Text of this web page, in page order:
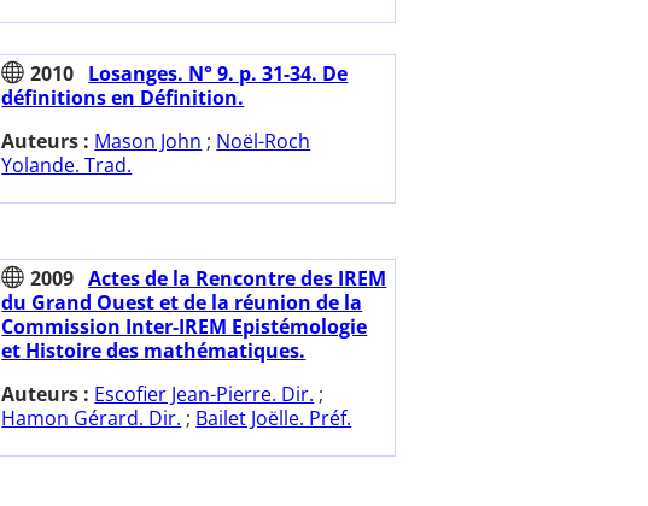
2010 Losanges. N° 9. p. 31-34. De
définitions en Définition.
Auteurs : Mason John ; Noël-Roch
Yolande. Trad.
2009 Actes de la Rencontre des IREM
du Grand Ouest et de la réunion de la
Commission Inter-IREM Epistémologie
et Histoire des mathématiques.
Auteurs : Escofier Jean-Pierre. Dir. ;
Hamon Gérard. Dir. ; Bailet Joëlle. Préf.